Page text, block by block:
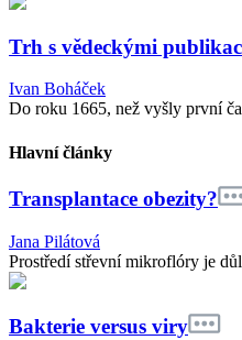
Trh s vědeckými
Ivan Boháček
Do roku 1665, než vyšly první
Hlavní články
Transplantace obezity?
Jana Pilátová
Prostředí střevní mikroflóry je
Bakterie versus viry